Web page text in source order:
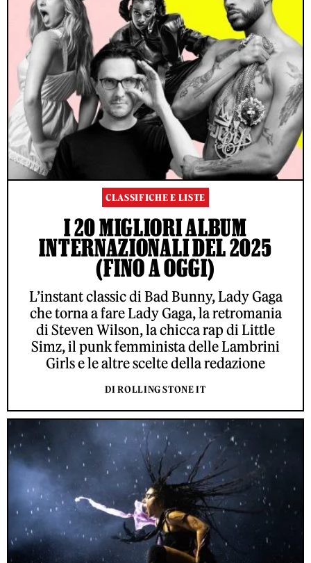
CLASSIFICHE E LISTE
I 20 MIGLIORI ALBUM
INTERNAZIONALI DEL 2025
(FINO A OGGI)
L’instant classic di Bad Bunny, Lady Gaga
che torna a fare Lady Gaga, la retromania
di Steven Wilson, la chicca rap di Little
Simz, il punk femminista delle Lambrini
Girls e le altre scelte della redazione
DI ROLLING STONE IT